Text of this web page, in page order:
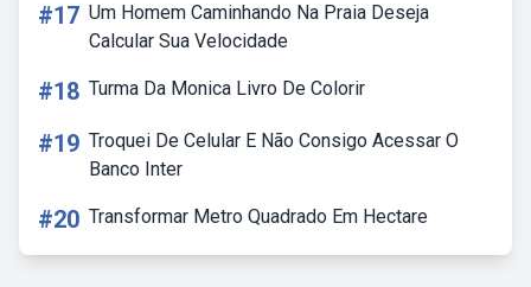
#17 Um Homem Caminhando Na Praia Deseja
Calcular Sua Velocidade
#18 Turma Da Monica Livro De Colorir
#19 Troquei De Celular E Não Consigo Acessar O
Banco Inter
#20 Transformar Metro Quadrado Em Hectare